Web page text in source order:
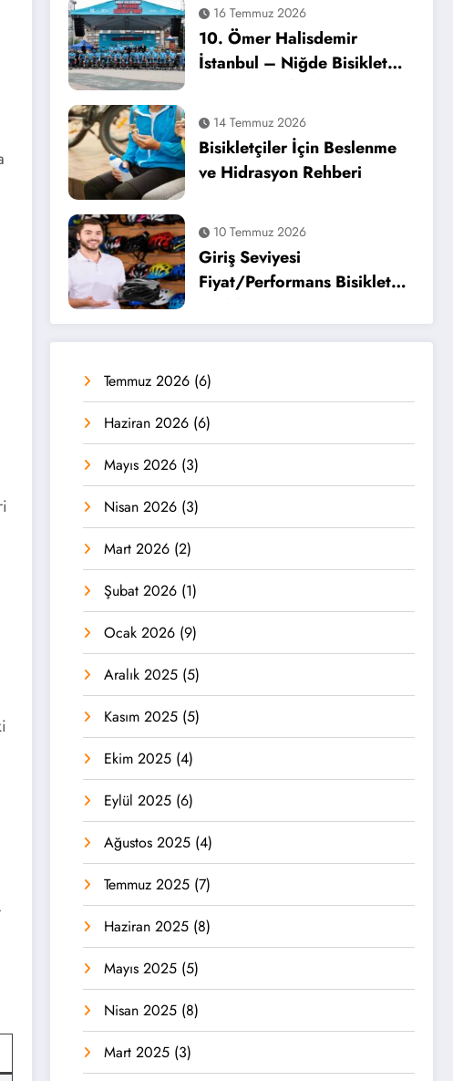
16 Temmuz 2026
10. Ömer Halisdemir
İstanbul – Niğde Bisiklet
14 Temmuz 2026
Bisikletçiler İçin Beslenme
ve Hidrasyon Rehberi
10 Temmuz 2026
Giriş Seviyesi
Fiyat/Performans Bisiklet
Temmuz 2026 (6)
Haziran 2026 (6)
Mayıs 2026 (3)
Nisan 2026 (3)
Mart 2026 (2)
Şubat 2026 (1)
Ocak 2026 (9)
Aralık 2025 (5)
Kasım 2025 (5)
Ekim 2025 (4)
Eylül 2025 (6)
Ağustos 2025 (4)
Temmuz 2025 (7)
Haziran 2025 (8)
Mayıs 2025 (5)
Nisan 2025 (8)
Mart 2025 (3)